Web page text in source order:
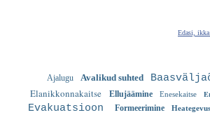
Edasi,
Ajalugu Avalikud suhted
Elanikkonnakaitse Ellujäämine Enesekaitse
Evakuatsioon Formeerimine Heategevus